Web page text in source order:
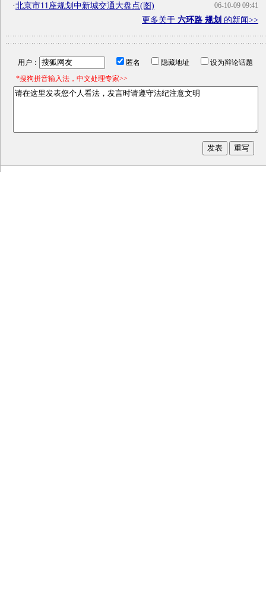
06-10-09 09:41
·北京市11座规划中新城交通大盘点(图)
更多关于 六环路 规划 的新闻>>
用户： 匿名 隐藏地址
设为辩论话题
*搜狗拼音输入法，中文处理专家>>